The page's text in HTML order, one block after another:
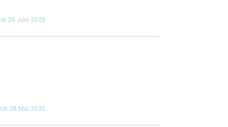
26 Juin 2025
28 Mai 2025